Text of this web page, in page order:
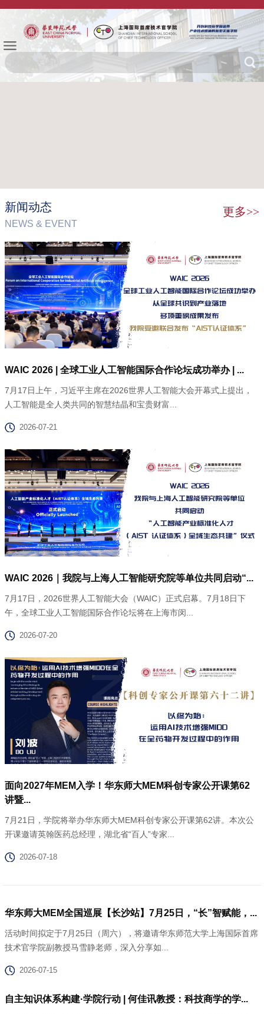
新闻动态
NEWS & EVENT
WAIC 2026 | 全球工业人工智能国际合作论坛成功举办 | ...
7月17日上午，习近平主席在2026世界人工智能大会开幕式上提出，
人工智能是全人类共同的智慧结晶和宝贵财富...
2026-07-21
WAIC 2026｜我院与上海人工智能研究院等单位共同启动“...
7月17日，2026世界人工智能大会（WAIC）正式启幕。7月18日下
午，全球工业人工智能国际合作论坛将在上海市闵...
2026-07-20
面向2027年MEM入学！华东师大MEM科创专家公开课第62
讲暨...
7月21日，学院将举办华东师大MEM科创专家公开课第62讲。本次公
开课邀请英翰医药总经理，湖北省“百人”专家...
2026-07-18
华东师大MEM全国巡展【长沙站】7月25日，“长”智赋能，...
活动时间拟定于7月25日（周六），将邀请华东师范大学上海国际首席
技术官学院副教授马雪静老师，深入分享如...
2026-07-15
自主知识体系构建·学院行动 | 何佳讯教授：科技商学的学...
更多>>